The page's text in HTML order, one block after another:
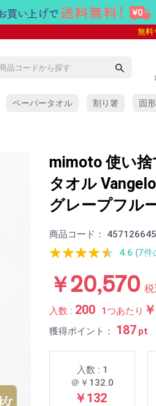
無料
ペーパータオル 割り箸 固
mimoto 使い
タオル
グレープフル
商品コード：
4.6 (7件
￥20,570 税
入数 : 200 1つあたり
獲得ポイント： 187 pt
入数 : 1
＠￥132.0
￥132